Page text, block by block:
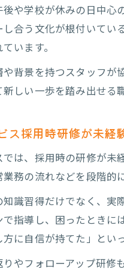
放
キ
や学校が休みの日中心
合う文化が根付いてい
います。
背景を持つスタッフ
しい一歩を踏み出せる職
ス採用時研修が未経
は、採用時の研修が未
務の流れなどを段階的
識習得だけでなく、実
指導し、困ったとき
に自信が持てた」とい
やフォローアップ研修